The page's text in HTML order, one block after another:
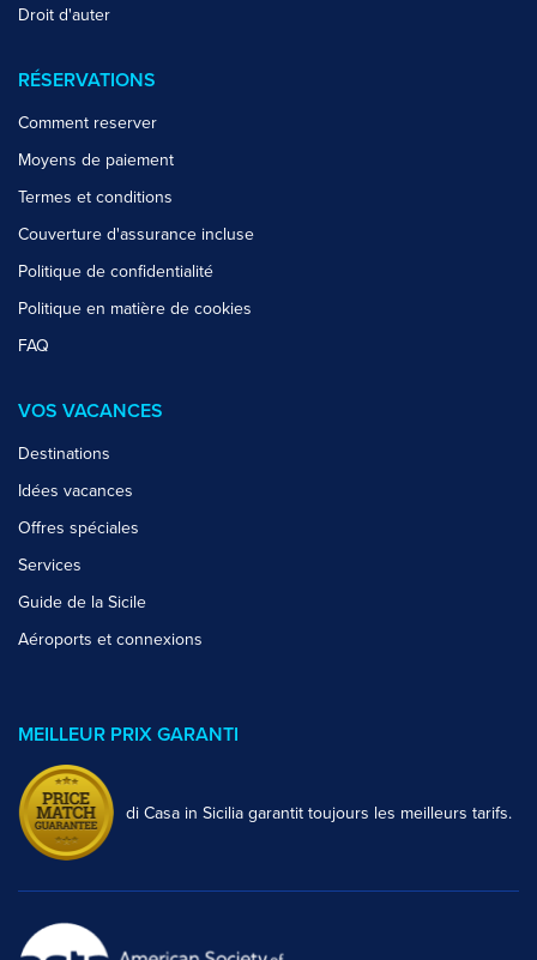
Droit d'auter
RÉSERVATIONS
Comment reserver
Moyens de paiement
Termes et conditions
Couverture d'assurance incluse
Politique de confidentialité
Politique en matière de cookies
FAQ
VOS VACANCES
Destinations
Idées vacances
Offres spéciales
Services
Guide de la Sicile
Aéroports et connexions
MEILLEUR PRIX GARANTI
di Casa in Sicilia garantit toujours les meilleurs tarifs.